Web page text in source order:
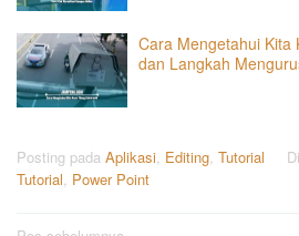
Cara Mengetahui Kita
dan Langkah
Posting pada Aplikasi, Editing, Tutorial
Tutorial, Power Point